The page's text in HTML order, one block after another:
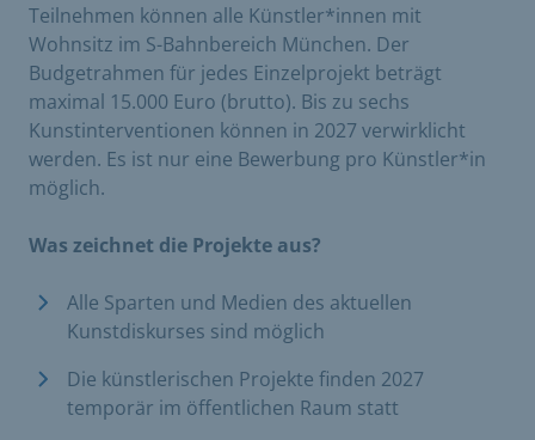
Teilnehmen können alle Künstler*innen mit
Wohnsitz im S-Bahnbereich München. Der
Budgetrahmen für jedes Einzelprojekt beträgt
maximal 15.000 Euro (brutto). Bis zu sechs
Kunstinterventionen können in 2027 verwirklicht
werden. Es ist nur eine Bewerbung pro Künstler*in
möglich.
Was zeichnet die Projekte aus?
Alle Sparten und Medien des aktuellen
Kunstdiskurses sind möglich
Die künstlerischen Projekte finden 2027
temporär im öffentlichen Raum statt